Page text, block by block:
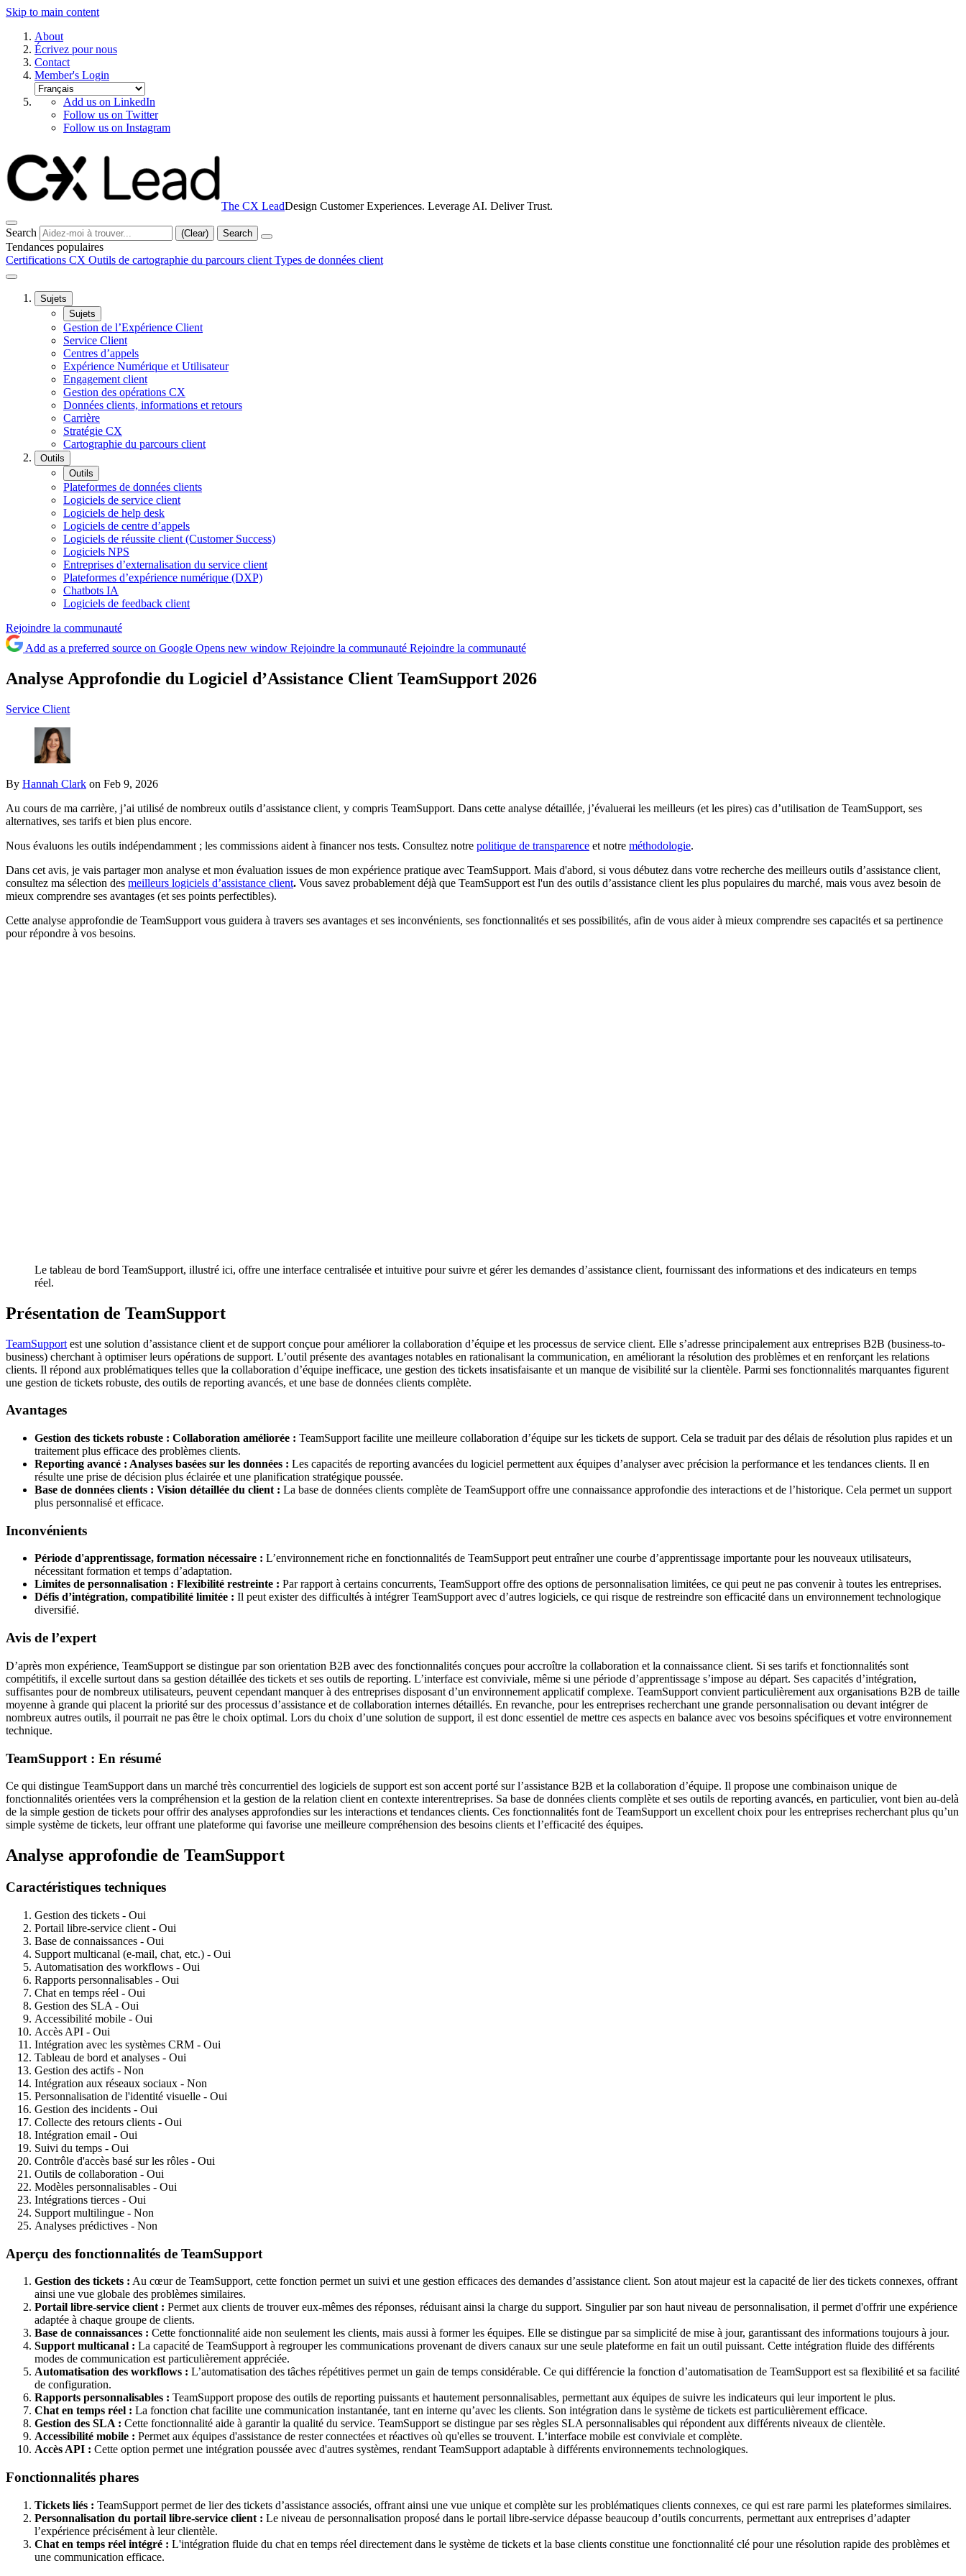
Skip to main content
About
Écrivez pour nous
Contact
Member's Login
Add us on LinkedIn
Follow us on Twitter
Follow us on Instagram
The CX LeadDesign Customer Experiences. Leverage AI. Deliver Trust.
Search (Clear) Search
Tendances populaires
Certifications CX Outils de cartographie du parcours client Types de données client
Sujets
Sujets
Gestion de l’Expérience Client
Service Client
Centres d’appels
Expérience Numérique et Utilisateur
Engagement client
Gestion des opérations CX
Données clients, informations et retours
Carrière
Stratégie CX
Cartographie du parcours client
Outils
Outils
Plateformes de données clients
Logiciels de service client
Logiciels de help desk
Logiciels de centre d’appels
Logiciels de réussite client (Customer Success)
Logiciels NPS
Entreprises d’externalisation du service client
Plateformes d’expérience numérique (DXP)
Chatbots IA
Logiciels de feedback client
Rejoindre la communauté
Add as a preferred source on Google Opens new window Rejoindre la communauté Rejoindre la communauté
Analyse Approfondie du Logiciel d’Assistance Client TeamSupport 2026
Service Client
By Hannah Clark on Feb 9, 2026
Au cours de ma carrière, j’ai utilisé de nombreux outils d’assistance client, y compris TeamSupport. Dans cette analyse détaillée, j’évaluerai les meilleurs (et les pires) cas d’utilisation de TeamSupport, ses
alternatives, ses tarifs et bien plus encore.
Nous évaluons les outils indépendamment ; les commissions aident à financer nos tests. Consultez notre politique de transparence et notre méthodologie.
Dans cet avis, je vais partager mon analyse et mon évaluation issues de mon expérience pratique avec TeamSupport. Mais d'abord, si vous débutez dans votre recherche des meilleurs outils d’assistance client,
consultez ma sélection des meilleurs logiciels d’assistance client. Vous savez probablement déjà que TeamSupport est l'un des outils d’assistance client les plus populaires du marché, mais vous avez besoin de
mieux comprendre ses avantages (et ses points perfectibles).
Cette analyse approfondie de TeamSupport vous guidera à travers ses avantages et ses inconvénients, ses fonctionnalités et ses possibilités, afin de vous aider à mieux comprendre ses capacités et sa pertinence
pour répondre à vos besoins.
Le tableau de bord TeamSupport, illustré ici, offre une interface centralisée et intuitive pour suivre et gérer les demandes d’assistance client, fournissant des informations et des indicateurs en temps
réel.
Présentation de TeamSupport
TeamSupport est une solution d’assistance client et de support conçue pour améliorer la collaboration d’équipe et les processus de service client. Elle s’adresse principalement aux entreprises B2B (business-to-
business) cherchant à optimiser leurs opérations de support. L’outil présente des avantages notables en rationalisant la communication, en améliorant la résolution des problèmes et en renforçant les relations
clients. Il répond aux problématiques telles que la collaboration d’équipe inefficace, une gestion des tickets insatisfaisante et un manque de visibilité sur la clientèle. Parmi ses fonctionnalités marquantes figurent
une gestion de tickets robuste, des outils de reporting avancés, et une base de données clients complète.
Avantages
Gestion des tickets robuste : Collaboration améliorée : TeamSupport facilite une meilleure collaboration d’équipe sur les tickets de support. Cela se traduit par des délais de résolution plus rapides et un
traitement plus efficace des problèmes clients.
Reporting avancé : Analyses basées sur les données : Les capacités de reporting avancées du logiciel permettent aux équipes d’analyser avec précision la performance et les tendances clients. Il en
résulte une prise de décision plus éclairée et une planification stratégique poussée.
Base de données clients : Vision détaillée du client : La base de données clients complète de TeamSupport offre une connaissance approfondie des interactions et de l’historique. Cela permet un support
plus personnalisé et efficace.
Inconvénients
Période d'apprentissage, formation nécessaire : L’environnement riche en fonctionnalités de TeamSupport peut entraîner une courbe d’apprentissage importante pour les nouveaux utilisateurs,
nécessitant formation et temps d’adaptation.
Limites de personnalisation : Flexibilité restreinte : Par rapport à certains concurrents, TeamSupport offre des options de personnalisation limitées, ce qui peut ne pas convenir à toutes les entreprises.
Défis d’intégration, compatibilité limitée : Il peut exister des difficultés à intégrer TeamSupport avec d’autres logiciels, ce qui risque de restreindre son efficacité dans un environnement technologique
diversifié.
Avis de l’expert
D’après mon expérience, TeamSupport se distingue par son orientation B2B avec des fonctionnalités conçues pour accroître la collaboration et la connaissance client. Si ses tarifs et fonctionnalités sont
compétitifs, il excelle surtout dans sa gestion détaillée des tickets et ses outils de reporting. L’interface est conviviale, même si une période d’apprentissage s’impose au départ. Ses capacités d’intégration,
suffisantes pour de nombreux utilisateurs, peuvent cependant manquer à des entreprises disposant d’un environnement applicatif complexe. TeamSupport convient particulièrement aux organisations B2B de taille
moyenne à grande qui placent la priorité sur des processus d’assistance et de collaboration internes détaillés. En revanche, pour les entreprises recherchant une grande personnalisation ou devant intégrer de
nombreux autres outils, il pourrait ne pas être le choix optimal. Lors du choix d’une solution de support, il est donc essentiel de mettre ces aspects en balance avec vos besoins spécifiques et votre environnement
technique.
TeamSupport : En résumé
Ce qui distingue TeamSupport dans un marché très concurrentiel des logiciels de support est son accent porté sur l’assistance B2B et la collaboration d’équipe. Il propose une combinaison unique de
fonctionnalités orientées vers la compréhension et la gestion de la relation client en contexte interentreprises. Sa base de données clients complète et ses outils de reporting avancés, en particulier, vont bien au-delà
de la simple gestion de tickets pour offrir des analyses approfondies sur les interactions et tendances clients. Ces fonctionnalités font de TeamSupport un excellent choix pour les entreprises recherchant plus qu’un
simple système de tickets, leur offrant une plateforme qui favorise une meilleure compréhension des besoins clients et l’efficacité des équipes.
Analyse approfondie de TeamSupport
Caractéristiques techniques
Gestion des tickets - Oui
Portail libre-service client - Oui
Base de connaissances - Oui
Support multicanal (e-mail, chat, etc.) - Oui
Automatisation des workflows - Oui
Rapports personnalisables - Oui
Chat en temps réel - Oui
Gestion des SLA - Oui
Accessibilité mobile - Oui
Accès API - Oui
Intégration avec les systèmes CRM - Oui
Tableau de bord et analyses - Oui
Gestion des actifs - Non
Intégration aux réseaux sociaux - Non
Personnalisation de l'identité visuelle - Oui
Gestion des incidents - Oui
Collecte des retours clients - Oui
Intégration email - Oui
Suivi du temps - Oui
Contrôle d'accès basé sur les rôles - Oui
Outils de collaboration - Oui
Modèles personnalisables - Oui
Intégrations tierces - Oui
Support multilingue - Non
Analyses prédictives - Non
Aperçu des fonctionnalités de TeamSupport
Gestion des tickets : Au cœur de TeamSupport, cette fonction permet un suivi et une gestion efficaces des demandes d’assistance client. Son atout majeur est la capacité de lier des tickets connexes, offrant
ainsi une vue globale des problèmes similaires.
Portail libre-service client : Permet aux clients de trouver eux-mêmes des réponses, réduisant ainsi la charge du support. Singulier par son haut niveau de personnalisation, il permet d'offrir une expérience
adaptée à chaque groupe de clients.
Base de connaissances : Cette fonctionnalité aide non seulement les clients, mais aussi à former les équipes. Elle se distingue par sa simplicité de mise à jour, garantissant des informations toujours à jour.
Support multicanal : La capacité de TeamSupport à regrouper les communications provenant de divers canaux sur une seule plateforme en fait un outil puissant. Cette intégration fluide des différents
modes de communication est particulièrement appréciée.
Automatisation des workflows : L’automatisation des tâches répétitives permet un gain de temps considérable. Ce qui différencie la fonction d’automatisation de TeamSupport est sa flexibilité et sa facilité
de configuration.
Rapports personnalisables : TeamSupport propose des outils de reporting puissants et hautement personnalisables, permettant aux équipes de suivre les indicateurs qui leur importent le plus.
Chat en temps réel : La fonction chat facilite une communication instantanée, tant en interne qu’avec les clients. Son intégration dans le système de tickets est particulièrement efficace.
Gestion des SLA : Cette fonctionnalité aide à garantir la qualité du service. TeamSupport se distingue par ses règles SLA personnalisables qui répondent aux différents niveaux de clientèle.
Accessibilité mobile : Permet aux équipes d'assistance de rester connectées et réactives où qu'elles se trouvent. L’interface mobile est conviviale et complète.
Accès API : Cette option permet une intégration poussée avec d'autres systèmes, rendant TeamSupport adaptable à différents environnements technologiques.
Fonctionnalités phares
Tickets liés : TeamSupport permet de lier des tickets d’assistance associés, offrant ainsi une vue unique et complète sur les problématiques clients connexes, ce qui est rare parmi les plateformes similaires.
Personnalisation du portail libre-service client : Le niveau de personnalisation proposé dans le portail libre-service dépasse beaucoup d’outils concurrents, permettant aux entreprises d’adapter
l’expérience précisément à leur clientèle.
Chat en temps réel intégré : L'intégration fluide du chat en temps réel directement dans le système de tickets et la base clients constitue une fonctionnalité clé pour une résolution rapide des problèmes et
une communication efficace.